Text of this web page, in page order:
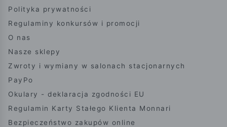
Polityka prywatności
Regulaminy konkursów i promocji
O nas
Nasze sklepy
Zwroty i wymiany w salonach stacjonarnych
PayPo
Okulary - deklaracja zgodności EU
Regulamin Karty Stałego Klienta Monnari
Bezpieczeństwo zakupów online